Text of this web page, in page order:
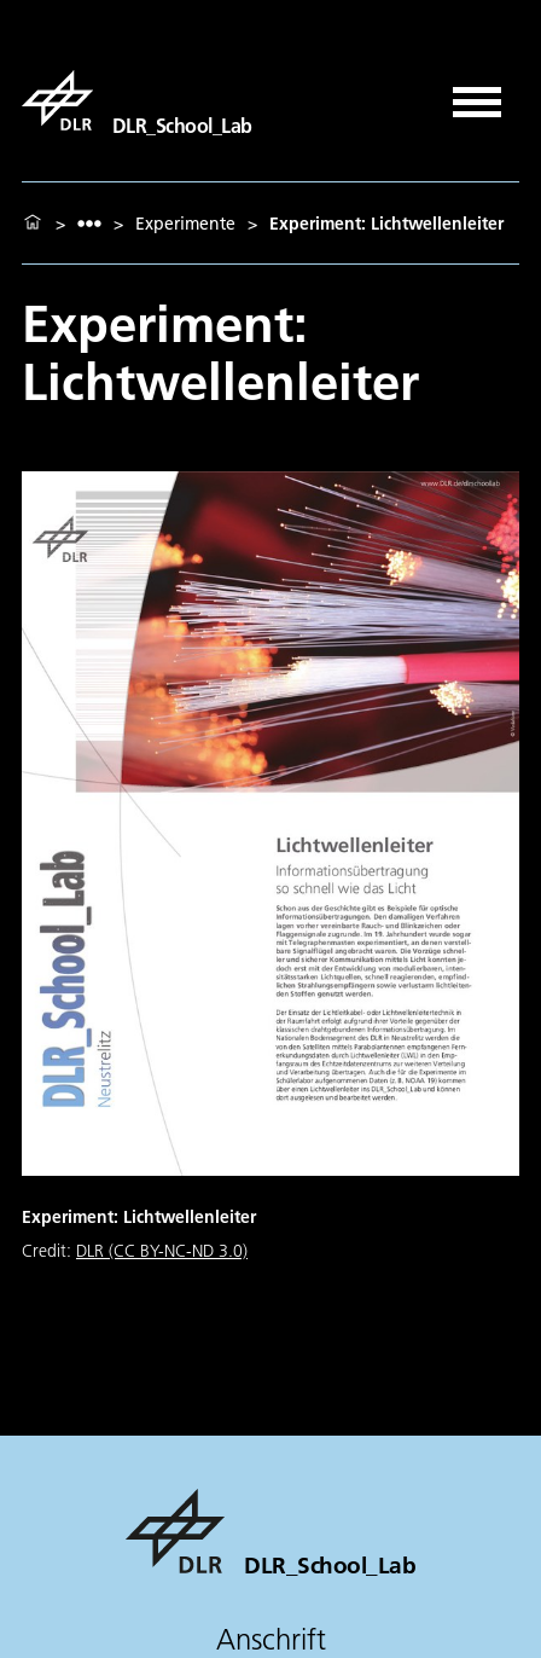
DLR_School_Lab
> > Experimente > Experiment: Lichtwellenleiter
Experiment:
Lichtwellenleiter
Experiment: Lichtwellenleiter
Credit: DLR (CC BY-NC-ND 3.0)
DLR_School_Lab
Anschrift